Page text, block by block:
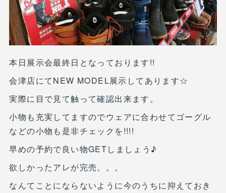
本日展示会最終日となっております!!
会津店にてNEW MODEL展示してあります☆
実際に目で見て触って確認出来ます。
小物も充実してますのでウェアに合わせてゴーグル
などの小物も是非チェックを!!!!
早めの予約で良い物GETしましょう♪
欲しかったアレが完売。。。
なんてことにならないように今のうちに抑えておき